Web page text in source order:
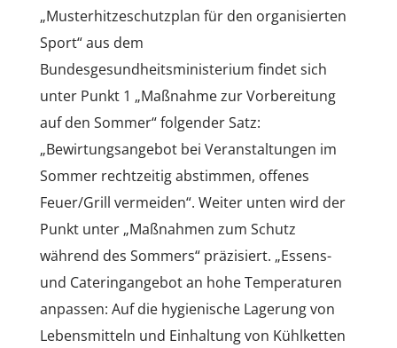
„Musterhitzeschutzplan für den organisierten
Sport“ aus dem
Bundesgesundheitsministerium findet sich
unter Punkt 1 „Maßnahme zur Vorbereitung
auf den Sommer“ folgender Satz:
„Bewirtungsangebot bei Veranstaltungen im
Sommer rechtzeitig abstimmen, offenes
Feuer/Grill vermeiden“. Weiter unten wird der
Punkt unter „Maßnahmen zum Schutz
während des Sommers“ präzisiert. „Essens-
und Cateringangebot an hohe Temperaturen
anpassen: Auf die hygienische Lagerung von
Lebensmitteln und Einhaltung von Kühlketten